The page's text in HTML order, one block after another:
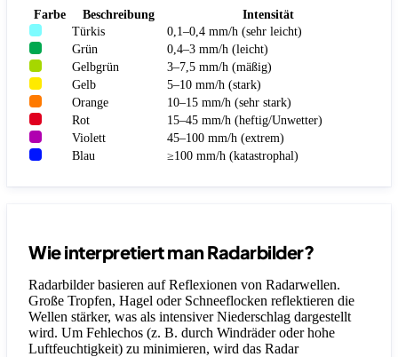
Farbe Beschreibung
Intensität
Türkis
0,1–0,4 mm/h (sehr leicht)
Grün
0,4–3 mm/h (leicht)
Gelbgrün
3–7,5 mm/h (mäßig)
Gelb
5–10 mm/h (stark)
Orange
10–15 mm/h (sehr stark)
Rot
15–45 mm/h (heftig/Unwetter)
Violett
45–100 mm/h (extrem)
Blau
≥100 mm/h (katastrophal)
Wie interpretiert man Radarbilder?
Radarbilder basieren auf Reflexionen von Radarwellen.
Große Tropfen, Hagel oder Schneeflocken reflektieren die
Wellen stärker, was als intensiver Niederschlag dargestellt
wird. Um Fehlechos (z. B. durch Windräder oder hohe
Luftfeuchtigkeit) zu minimieren, wird das Radar